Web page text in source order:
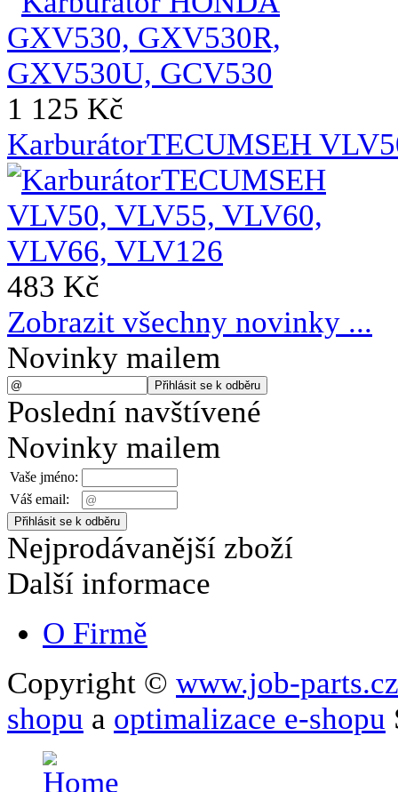
1 125 Kč
KarburátorTECUMSEH
483 Kč
Zobrazit všechny novinky ...
Novinky mailem
Poslední navštívené
Novinky mailem
Vaše jméno:
Váš email:
Nejprodávanější zboží
Další informace
O Firmě
Copyright © www.job-parts.cz
shopu a optimalizace e-shopu